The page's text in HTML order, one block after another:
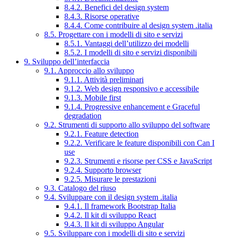
8.4.2. Benefici del design system
8.4.3. Risorse operative
8.4.4. Come contribuire al design system .italia
8.5. Progettare con i modelli di sito e servizi
8.5.1. Vantaggi dell’utilizzo dei modelli
8.5.2. I modelli di sito e servizi disponibili
9. Sviluppo dell’interfaccia
9.1. Approccio allo sviluppo
9.1.1. Attività preliminari
9.1.2. Web design responsivo e accessibile
9.1.3. Mobile first
9.1.4. Progressive enhancement e Graceful
degradation
9.2. Strumenti di supporto allo sviluppo del software
9.2.1. Feature detection
9.2.2. Verificare le feature disponibili con Can I
use
9.2.3. Strumenti e risorse per CSS e JavaScript
9.2.4. Supporto browser
9.2.5. Misurare le prestazioni
9.3. Catalogo del riuso
9.4. Sviluppare con il design system .italia
9.4.1. Il framework Bootstrap Italia
9.4.2. Il kit di sviluppo React
9.4.3. Il kit di sviluppo Angular
9.5. Sviluppare con i modelli di sito e servizi